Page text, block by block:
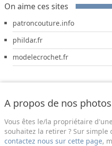
On aime ces sites
patroncouture.info
phildar.fr
modelecrochet.fr
A propos de nos
Vous êtes le/la propriétaire
souhaitez la retirer ? Sur simple
contactez nous sur cette page,